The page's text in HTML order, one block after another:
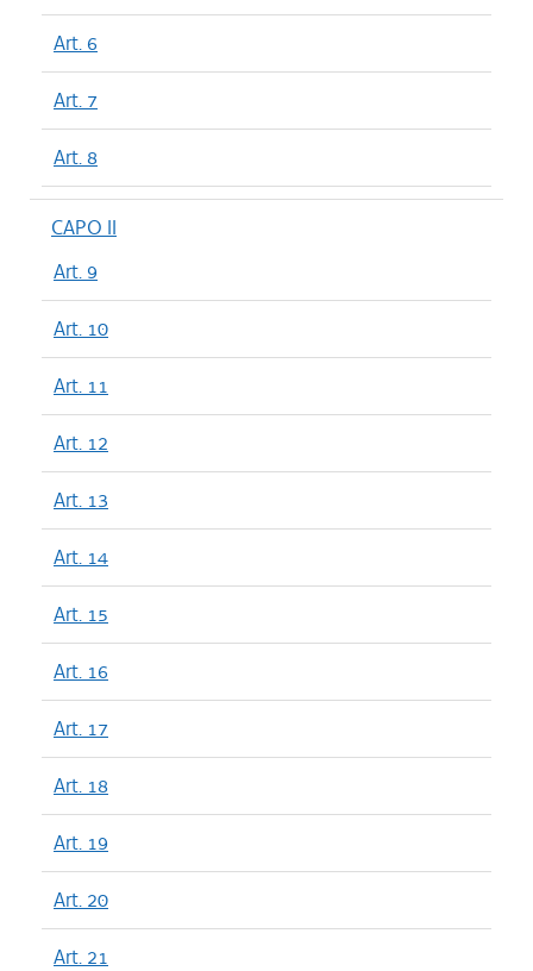
Art. 6
Art. 7
Art. 8
CAPO II
Art. 9
Art. 10
Art. 11
Art. 12
Art. 13
Art. 14
Art. 15
Art. 16
Art. 17
Art. 18
Art. 19
Art. 20
Art. 21